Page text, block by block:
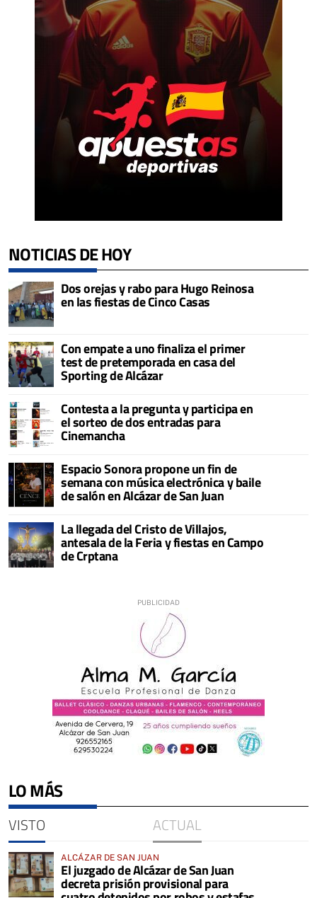
NOTICIAS DE HOY
Dos orejas y rabo para Hugo Reinosa
en las fiestas de Cinco Casas
Con empate a uno finaliza el primer
test de pretemporada en casa del
Sporting de Alcázar
Contesta a la pregunta y participa en
el sorteo de dos entradas para
Cinemancha
Espacio Sonora propone un fin de
semana con música electrónica y baile
de salón en Alcázar de San Juan
La llegada del Cristo de Villajos,
antesala de la Feria y fiestas en Campo
de Crptana
LO MÁS
VISTO ACTUAL
ALCÁZAR DE SAN JUAN
El juzgado de Alcázar de San Juan
decreta prisión provisional para